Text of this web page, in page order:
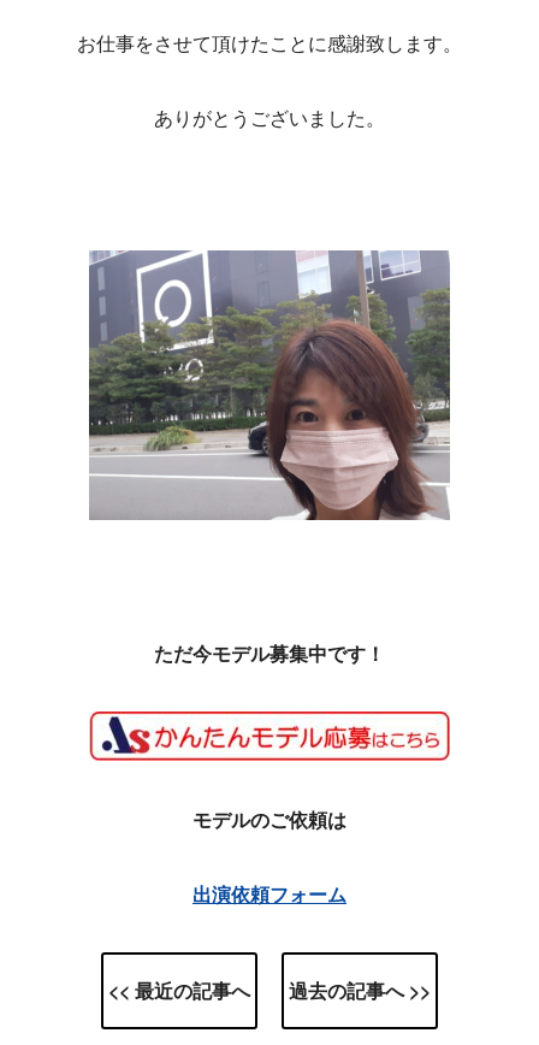
お仕事をさせて頂けたことに感謝致します。
ありがとうございました。
ただ今モデル募集中です！
モデルのご依頼は
出演依頼フォーム
<< 最近の記事へ 過去の記事へ >>